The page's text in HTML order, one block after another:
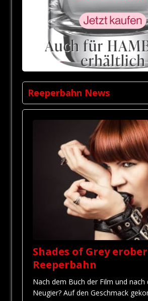
Reeperbahn News
Shades of Grey
Reeperbahn
Nach dem Buch der Film und nach
Neugier? Auf den Geschmack